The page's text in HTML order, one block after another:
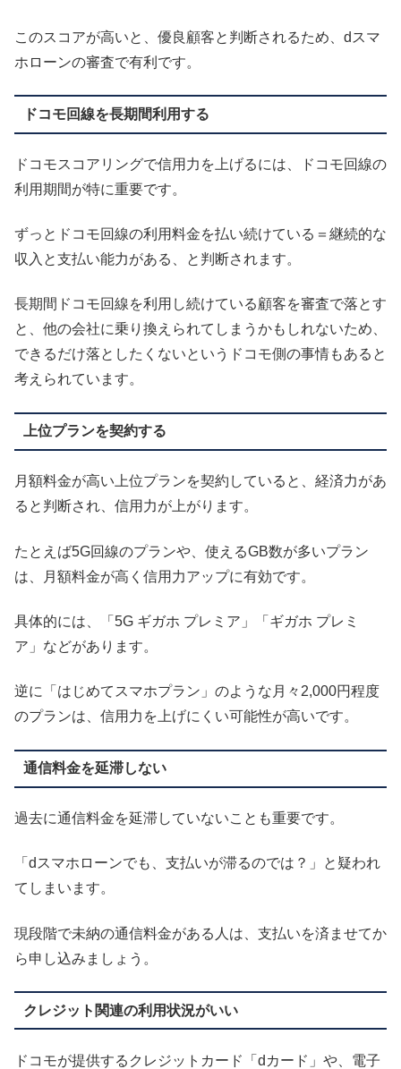
このスコアが高いと、優良顧客と判断されるため、dスマ
ホローンの審査で有利です。
ドコモ回線を長期間利用する
ドコモスコアリングで信用力を上げるには、ドコモ回線の
利用期間が特に重要です。
ずっとドコモ回線の利用料金を払い続けている＝継続的な
収入と支払い能力がある、と判断されます。
長期間ドコモ回線を利用し続けている顧客を審査で落とす
と、他の会社に乗り換えられてしまうかもしれないため、
できるだけ落としたくないというドコモ側の事情もあると
考えられています。
上位プランを契約する
月額料金が高い上位プランを契約していると、経済力があ
ると判断され、信用力が上がります。
たとえば5G回線のプランや、使えるGB数が多いプラン
は、月額料金が高く信用力アップに有効です。
具体的には、「5G ギガホ プレミア」「ギガホ プレミ
ア」などがあります。
逆に「はじめてスマホプラン」のような月々2,000円程度
のプランは、信用力を上げにくい可能性が高いです。
通信料金を延滞しない
過去に通信料金を延滞していないことも重要です。
「dスマホローンでも、支払いが滞るのでは？」と疑われ
てしまいます。
現段階で未納の通信料金がある人は、支払いを済ませてか
ら申し込みましょう。
クレジット関連の利用状況がいい
ドコモが提供するクレジットカード「dカード」や、電子